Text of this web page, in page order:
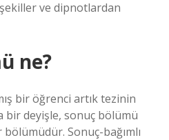
ve dipnotlardan
ne?
bir öğrenci artık tezinin
bir deyişle, sonuç bölümü
bölümüdür. Sonuç-bağımlı